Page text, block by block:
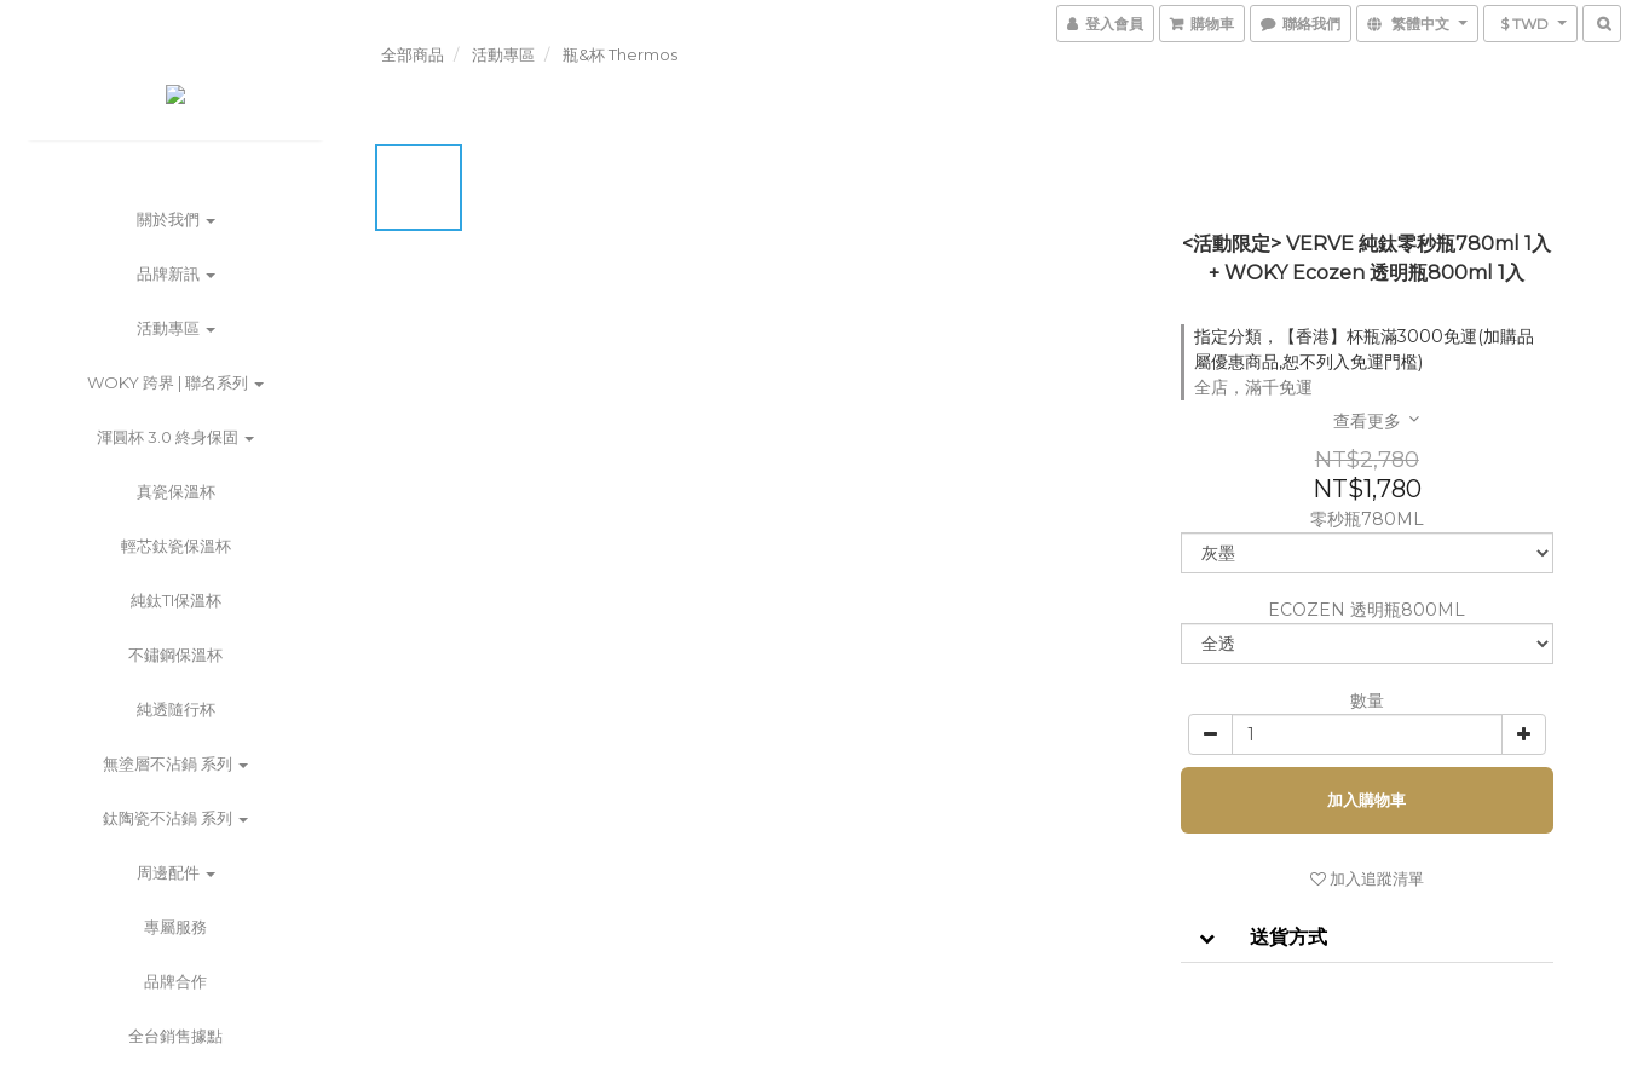
登入會員 購物車 聯絡我們 繁體中文 $ TWD
關於我們
品牌新訊
活動專區
WOKY 跨界 | 聯名系列
渾圓杯 3.0 終身保固
真瓷保溫杯
輕芯鈦瓷保溫杯
純鈦TI保溫杯
不鏽鋼保溫杯
純透隨行杯
無塗層不沾鍋 系列
鈦陶瓷不沾鍋 系列
周邊配件
專屬服務
品牌合作
全台銷售據點
全部商品 活動專區 瓶&杯 Thermos
<活動限定> VERVE 純鈦零秒瓶780ml 1入
+ WOKY Ecozen 透明瓶800ml 1入
指定分類，【香港】杯瓶滿3000免運(加購品
屬優惠商品,恕不列入免運門檻)
全店，滿千免運
查看更多
NT$2,780
NT$1,780
零秒瓶780ML
ECOZEN 透明瓶800ML
數量
加入購物車
加入追蹤清單
送貨方式